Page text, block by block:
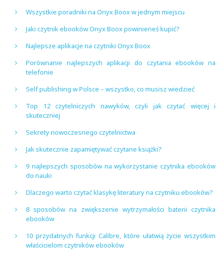
Wszystkie poradniki na Onyx Boox w jednym miejscu
Jaki czytnik ebooków Onyx Boox powinieneś kupić?
Najlepsze aplikacje na czytniki Onyx Boox
Porównanie najlepszych aplikacji do czytania ebooków na
telefonie
Self publishing w Polsce – wszystko, co musisz wiedzieć
Top 12 czytelniczych nawyków, czyli jak czytać więcej i
skuteczniej
Sekrety nowoczesnego czytelnictwa
Jak skutecznie zapamiętywać czytane książki?
9 najlepszych sposobów na wykorzystanie czytnika ebooków
do nauki
Dlaczego warto czytać klasykę literatury na czytniku ebooków?
8 sposobów na zwiększenie wytrzymałości baterii czytnika
ebooków
10 przydatnych funkcji Calibre, które ułatwią życie wszystkim
właścicielom czytników ebooków